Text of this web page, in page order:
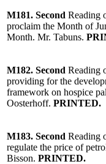
M181. Second Reading
proclaim the Month of
Month. Mr. Tabuns.
M182. Second Reading
providing for the
framework on hospice
Oosterhoff. PRINTED.
M183. Second Reading
regulate the price of
Bisson. PRINTED.